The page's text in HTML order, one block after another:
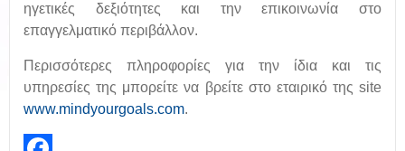
ηγετικές δεξιότητες και την επικοινωνία στο
επαγγελματικό περιβάλλον.
Περισσότερες πληροφορίες για την ίδια και τις
υπηρεσίες της μπορείτε να βρείτε στο εταιρικό της site
www.mindyourgoals.com.